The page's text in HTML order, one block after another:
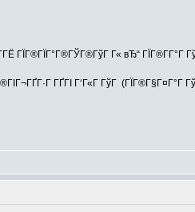
ГЇГ®ГЇГ°Г®ГЎГ®ГўГ Г« вЂ“ ГЇГ®Г­Г°Г
ГҐГІ Г‘Г«Г ГўГ (ГЇГ®Г§Г¤Г°Г